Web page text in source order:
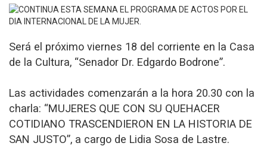
Será el próximo viernes 18 del corriente en la Casa
de la Cultura, “Senador Dr. Edgardo Bodrone”.
Las actividades comenzarán a la hora 20.30 con la
charla: “MUJERES QUE CON SU QUEHACER
COTIDIANO TRASCENDIERON EN LA HISTORIA DE
SAN JUSTO”, a cargo de Lidia Sosa de Lastre.